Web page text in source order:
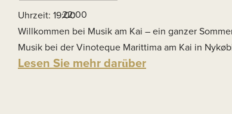
Uhrzeit: 19:00
- 22:00
Willkommen bei Musik am Kai – ein ganzer
Musik bei der Vinoteque Marittima am Kai in
Lesen Sie mehr darüber